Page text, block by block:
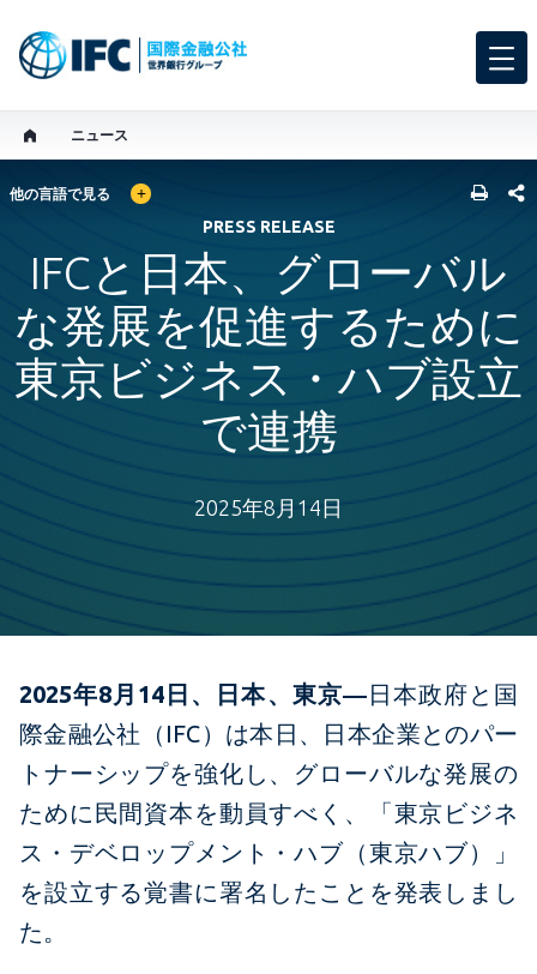
ニュース
GLOBAL LANGUAGE TOGGLER
他の言語で見る
PRESS RELEASE
IFCと日本、グローバル
な発展を促進するために
東京ビジネス・ハブ設立
で連携
2025年8月14日
2025年8月14日、日本、東京―日本政府と国
際金融公社（IFC）は本日、日本企業とのパー
トナーシップを強化し、グローバルな発展の
ために民間資本を動員すべく、「東京ビジネ
ス・デベロップメント・ハブ（東京ハブ）」
を設立する覚書に署名したことを発表しまし
た。